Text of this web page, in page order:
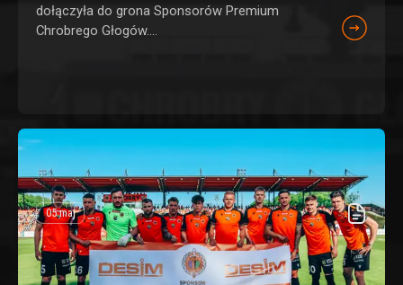
dołączyła do grona Sponsorów Premium
Chrobrego Głogów....
05 maj